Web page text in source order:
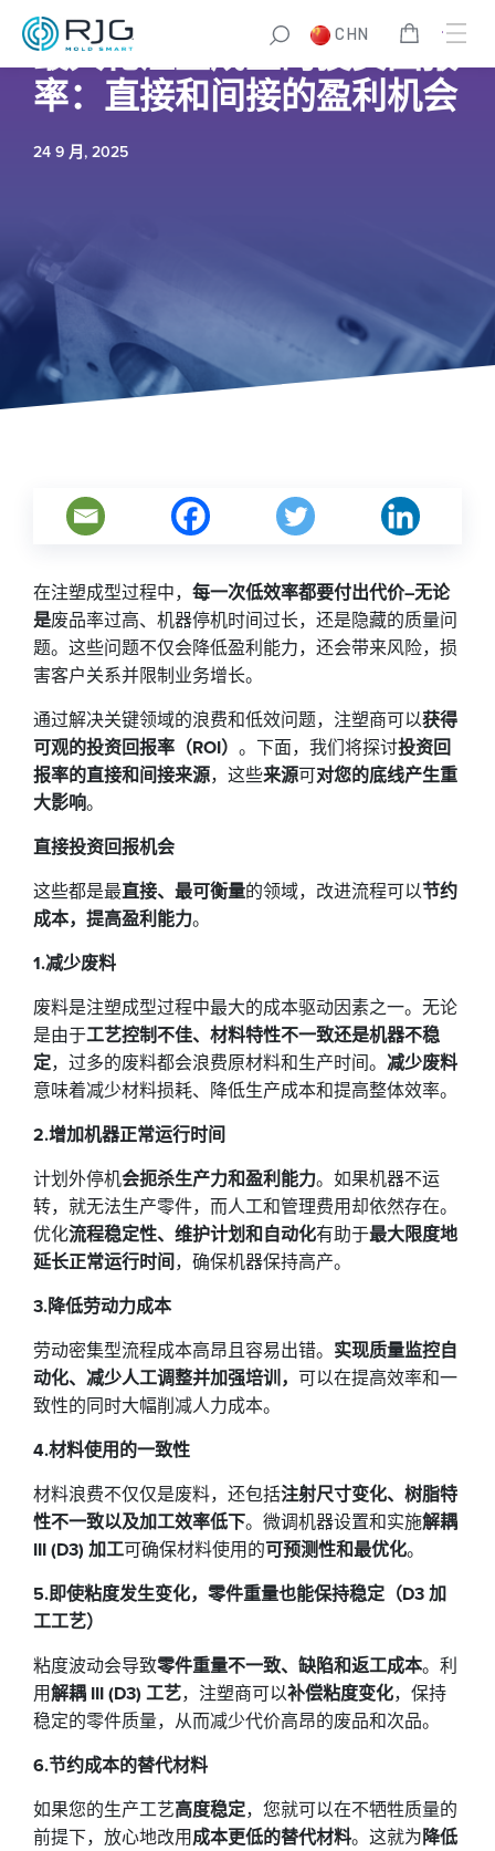
CHN
最大化注塑成型的投资回报
率：直接和间接的盈利机会
24 9 月, 2025
在注塑成型过程中， 每一次低效率都要付出代价–无论
是废品率过高、机器停机时间过长，还是隐藏的质量问
题。这些问题不仅会降低盈利能力，还会带来风险，损
害客户关系并限制业务增长。
通过解决关键领域的浪费和低效问题，注塑商可以获得
可观的投资回报率（ROI） 。下面，我们将探讨投资回
报率的直接和间接来源，这些来源可对您的底线产生重
大影响。
直接投资回报机会
这些都是最直接、最可衡量的领域，改进流程可以节约
成本，提高盈利能力。
1.减少废料
废料是注塑成型过程中最大的成本驱动因素之一。无论
是由于工艺控制不佳、材料特性不一致还是机器不稳
定，过多的废料都会浪费原材料和生产时间。 减少废料
意味着减少材料损耗、降低生产成本和提高整体效率。
2.增加机器正常运行时间
计划外停机会扼杀生产力和盈利能力。如果机器不运
转，就无法生产零件，而人工和管理费用却依然存在。
优化流程稳定性、维护计划和自动化有助于最大限度地
延长正常运行时间，确保机器保持高产。
3.降低劳动力成本
劳动密集型流程成本高昂且容易出错。 实现质量监控自
动化、减少人工调整并加强培训， 可以在提高效率和一
致性的同时大幅削减人力成本。
4.材料使用的一致性
材料浪费不仅仅是废料，还包括注射尺寸变化、树脂特
性不一致以及加工效率低下。微调机器设置和实施解耦
III (D3) 加工可确保材料使用的可预测性和最优化。
5.即使粘度发生变化，零件重量也能保持稳定（D3 加
工工艺）
粘度波动会导致零件重量不一致、缺陷和返工成本。利
用解耦 III (D3) 工艺，注塑商可以补偿粘度变化，保持
稳定的零件质量，从而减少代价高昂的废品和次品。
6.节约成本的替代材料
如果您的生产工艺高度稳定，您就可以在不牺牲质量的
前提下，放心地改用成本更低的替代材料。这就为降低